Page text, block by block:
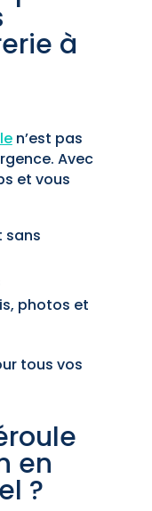
à
n’est pas
Avec
et vous
sans
photos et
tous vos
en
?